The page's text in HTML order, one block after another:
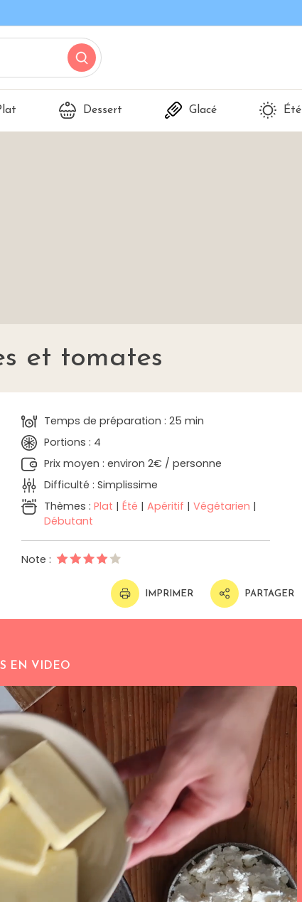
Dessert Glacé Été
et tomates
Temps de préparation : 25 min
Portions : 4
Prix moyen : environ 2€ / personne
Difficulté : Simplissime
Thèmes :Plat |Été |Apéritif |Végétarien |
Débutant
Note :
IMPRIMER PARTAGER
EN VIDEO